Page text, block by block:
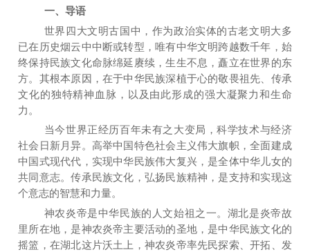
一、导语
世界四大文明古国中，作为政治实体的古老文明大多
已在历史烟云中中断或转型，唯有中华文明跨越数千年，始
终保持民族文化命脉绵延赓续，生生不息，矗立在世界的东
方。其根本原因，在于中华民族深植于心的敬畏祖先、传承
文化的独特精神血脉，以及由此形成的强大凝聚力和生命
力。
当今世界正经历百年未有之大变局，科学技术与经济
社会日新月异。高举中国特色社会主义伟大旗帜，全面建成
中国式现代代，实现中华民族伟大复兴，是全体中华儿女的
共同意志。传承民族文化，弘扬民族精神，是支持和实现这
个意志的智慧和力量。
神农炎帝是中华民族的人文始祖之一。湖北是炎帝故
里所在地，是神农炎帝主要活动的圣地，是中华民族文化的
摇篮，在湖北这片沃土上，神农炎帝率先民探索、开拓、发